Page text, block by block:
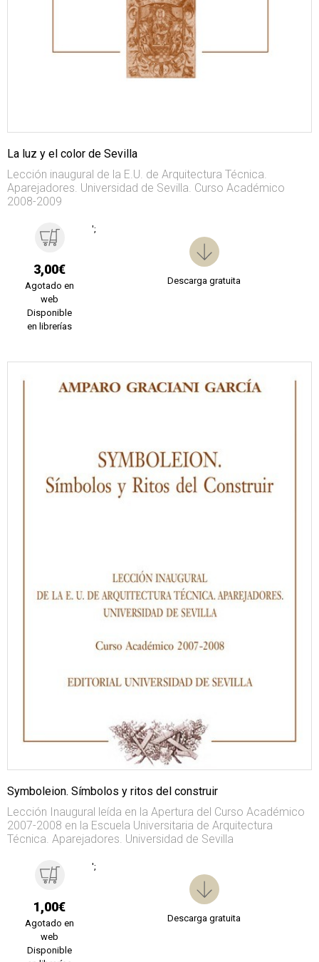
La luz y el color de Sevilla
Lección inaugural de la E.U. de Arquitectura Técnica.
Aparejadores. Universidad de Sevilla. Curso Académico
2008-2009
3,00€
Agotado en
web
Disponible
en librerías
';
Descarga gratuita
Symboleion. Símbolos y ritos del construir
Lección Inaugural leída en la Apertura del Curso Académico
2007-2008 en la Escuela Universitaria de Arquitectura
Técnica. Aparejadores. Universidad de Sevilla
1,00€
Agotado en
web
Disponible
';
Descarga gratuita